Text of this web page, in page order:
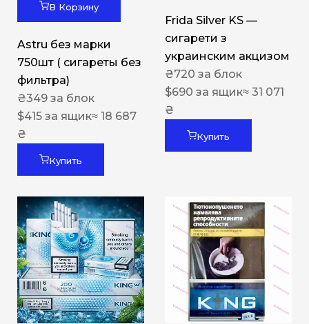
В Корзину
Astru без марки
750шт ( сигареты без
фильтра)
₴349 за блок
$415 за ящик≈ 18 687
₴
Купить
Frida Silver KS —
сигарети з
украинским акцизом
₴720 за блок
$690 за ящик≈ 31 071
₴
Купить